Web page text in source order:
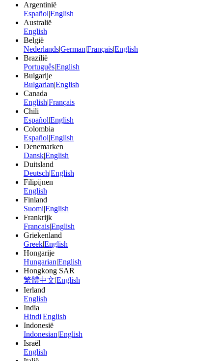
Argentinië
Español|English
Australië
English
België
Nederlands|German|Français|English
Brazilië
Português|English
Bulgarije
Bulgarian|English
Canada
English|Français
Chili
Español|English
Colombia
Español|English
Denemarken
Dansk|English
Duitsland
Deutsch|English
Filipijnen
English
Finland
Suomi|English
Frankrijk
Français|English
Griekenland
Greek|English
Hongarije
Hungarian|English
Hongkong SAR
繁體中文|English
Ierland
English
India
Hindi|English
Indonesië
Indonesian|English
Israël
English